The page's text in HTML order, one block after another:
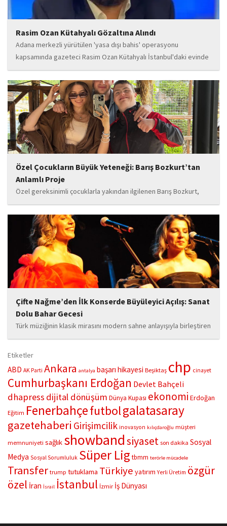
Rasim Ozan Kütahyalı Gözaltına Alındı
Adana merkezli yürütülen 'yasa dışı bahis' operasyonu
kapsamında gazeteci Rasim Ozan Kütahyalı İstanbul'daki evinde
gözaltına alındı.
Özel Çocukların Büyük Yeteneği: Barış Bozkurt’tan
Anlamlı Proje
Özel gereksinimli çocuklarla yakından ilgilenen Barış Bozkurt,
hayata geçirdiği örnek çalışma ile hem eğitim camiasının hem de
toplumun dikkatini çekiyor. “Hayatta yaşattığın mutluluk en güzel
hediyedir” anlayışıyla yola çıkan Bozkurt,...
Çifte Nağme’den İlk Konserde Büyüleyici Açılış: Sanat
Dolu Bahar Gecesi
Türk müziğinin klasik mirasını modern sahne anlayışıyla birleştiren
“Çifte Nağme” projesi, ilk konserini İstanbul Ataşehir’de bulunan
buluşturdu. Yoğun katılımla gerçekleşen gece, müzikal çeşitlilik
ve...
Etiketler
ABD AK Parti Ankara antalya başarı hikayesi Beşiktaş chp cinayet
Cumhurbaşkanı Erdoğan Devlet Bahçeli
dhapress dijital dönüşüm Dünya Kupası ekonomi Erdoğan
Eğitim Fenerbahçefutbolgalatasaray
gazetehaberi Girişimcilik inovasyon kılıçdaroğlu müşteri
memnuniyeti sağlık showbandsiyaset son dakika Sosyal
Medya Sosyal Sorumluluk Süper Lig tbmm terörle mücadele
Transfer trump tutuklama Türkiye yatırım Yerli Üretim özgür
özel İran İsrail İstanbul İzmir İş Dünyası